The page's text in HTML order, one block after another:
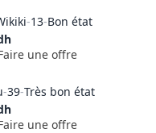
-13-Bon état
une offre
-39-Très bon état
une offre